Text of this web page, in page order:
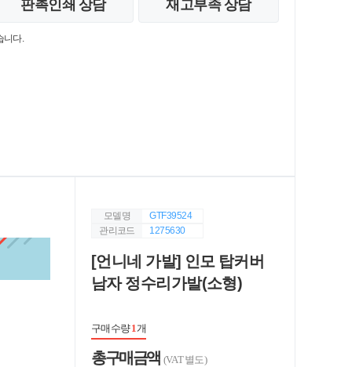
판촉인쇄 상담 재고부족 상담
니다.
모델명
GTF39524
관리코드
1275630
[언니네 가발] 인모 탑커버
남자 정수리가발(소형)
구매수량1개
총 구매 금액 (VAT 별도)